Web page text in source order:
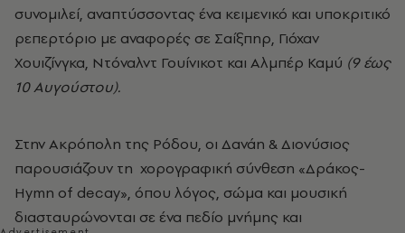
συνομιλεί, αναπτύσσοντας ένα κειμενικό και υποκριτικό
ρεπερτόριο με αναφορές σε Σαίξπηρ, Γιόχαν
Χουιζίνγκα, Ντόναλντ Γουίνικοτ και Αλμπέρ Καμύ (9 έως
10 Αυγούστου).
Στην Ακρόπολη της Ρόδου, οι Δανάη & Διονύσιος
παρουσιάζουν τη χορογραφική σύνθεση «Δράκος-
Ηymn of decay», όπου λόγος, σώμα και μουσική
διασταυρώνονται σε ένα πεδίο μνήμης και